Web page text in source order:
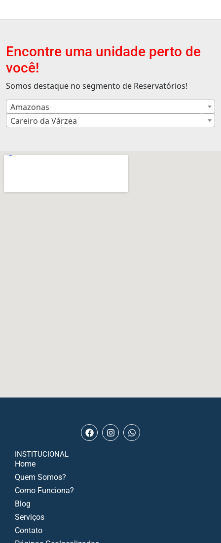
Encontre uma unidade perto de
você!
Somos destaque no segmento de Reservatórios!
×
Amazonas
×
Careiro da Várzea
INSTITUCIONAL
Home
Quem Somos?
Como Funciona?
Blog
Serviços
Contato